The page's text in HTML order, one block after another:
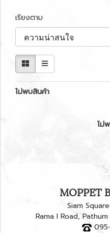
เรียงตาม
ไม่พบสินค้า
ไม่
MOPPET
Siam
Rama I Road,